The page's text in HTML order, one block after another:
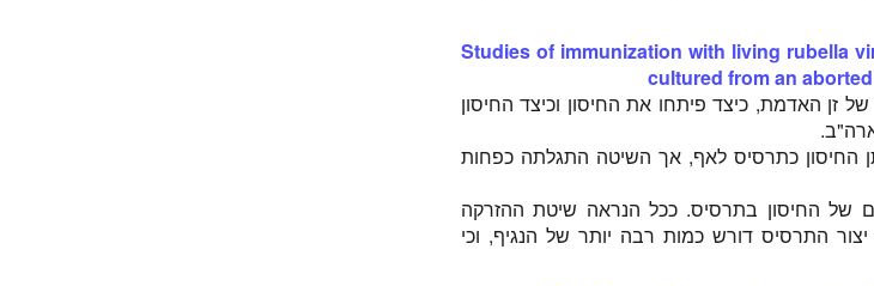
Studies of immunization with living rubella
cultured from an
זן האדמת, כיצד פיתחו את החיסון וכיצד החיסון
החיסון כתרסיס לאף, אך השיטה התגלתה כפחות
של החיסון בתרסיס. ככל הנראה שיטת ההזרקה
התרסיס דורש כמות רבה יותר של הנגיף, וכי